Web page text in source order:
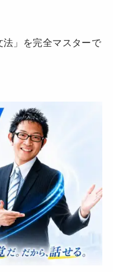
」を完全マスターで